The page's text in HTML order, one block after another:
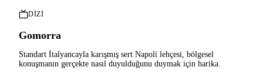
DIZI
Gomorra
Standart İtalyancayla karışmış sert Napoli lehçesi, bölgesel
konuşmanın gerçekte nasıl duyulduğunu duymak için harika.